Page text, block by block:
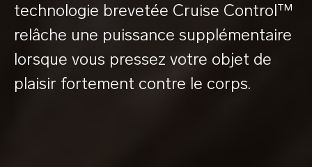
technologie brevetée Cruise Control™
relâche une puissance supplémentaire
lorsque vous pressez votre objet de
plaisir fortement contre le corps.